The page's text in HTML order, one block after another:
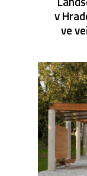
v
ve